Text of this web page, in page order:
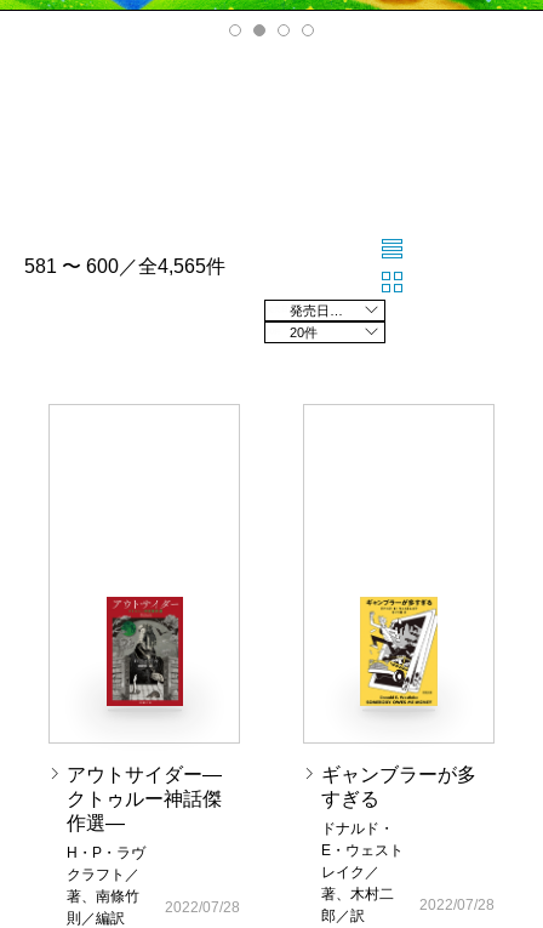
v
xt
581 〜 600／全4,565件
20件
アウトサイダー―
クトゥルー神話傑
作選―
H・P・ラヴ
クラフト／
著、南條竹
則／編訳
2022/07/28
ギャンブラーが多
すぎる
ドナルド・
E・ウェスト
レイク／
著、木村二
郎／訳
2022/07/28